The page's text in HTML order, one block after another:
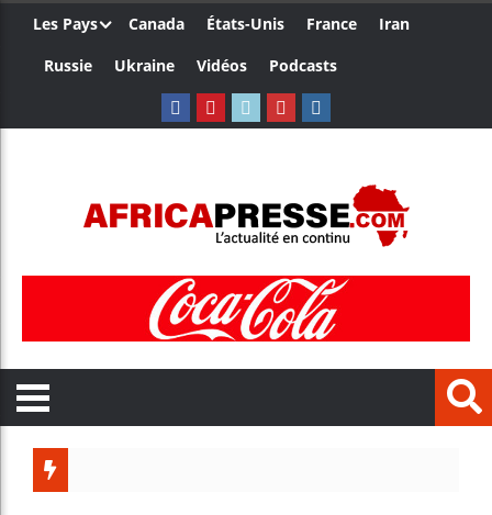
Les Pays Canada États-Unis France
Iran
Russie
Ukraine Vidéos Podcasts